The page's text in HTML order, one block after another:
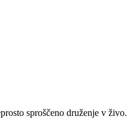
sproščeno druženje v živo.